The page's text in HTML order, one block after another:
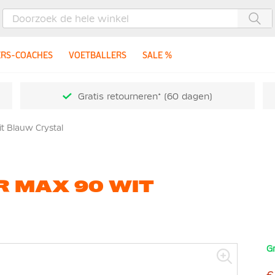
COACHES VOETBALLERS SALE %
Gratis retourneren* (60 dagen)
Blauw Crystal
MAX 90 WIT